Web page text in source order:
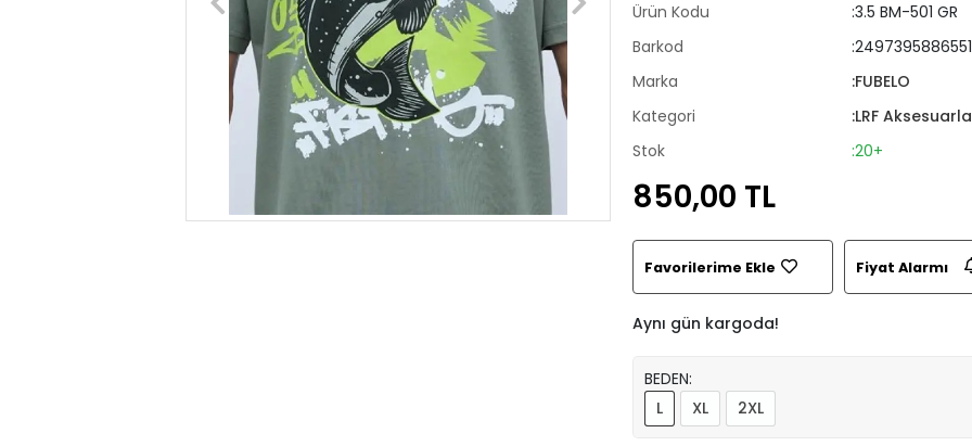
Ürün Kodu
:3.5 BM-501 GR
Barkod
:2497395886551
Marka
:FUBELO
Kategori
:LRF
Stok
:20+
850,00 TL
Favorilerime Ekle Fiyat Alarmı
Aynı gün kargoda!
BEDEN:
L
XL 2XL